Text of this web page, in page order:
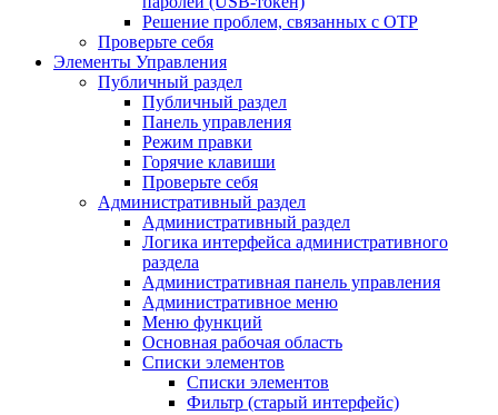
Решение проблем, связанных с OTP
Проверьте себя
Элементы Управления
Публичный раздел
Публичный раздел
Панель управления
Режим правки
Горячие клавиши
Проверьте себя
Административный раздел
Административный раздел
Логика интерфейса административного
раздела
Административная панель управления
Административное меню
Меню функций
Основная рабочая область
Списки элементов
Списки элементов
Фильтр (старый интерфейс)